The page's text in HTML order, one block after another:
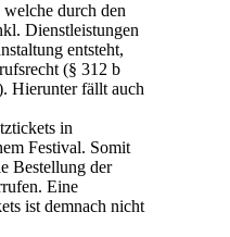
durch den
Dienstleistungen
entsteht,
(§ 312 b
Hierunter fällt auch
in
Festival. Somit
Bestellung der
Eine
ist demnach nicht